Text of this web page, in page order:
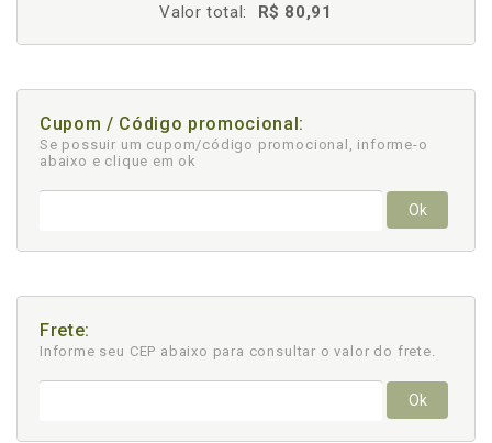
Valor total: R$ 80,91
Cupom / Código promocional:
Se possuir um cupom/código promocional, informe-o
abaixo e clique em ok
Ok
Frete:
Informe seu CEP abaixo para consultar o valor do frete.
Ok